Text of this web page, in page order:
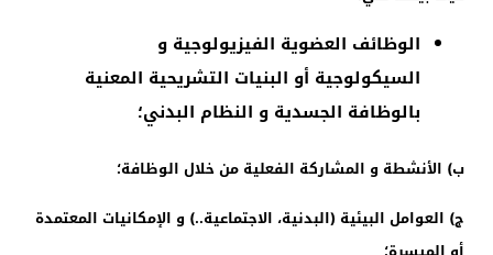
الوظائف العضوية الفيزيولوجية و
السيكولوجية أو البنيات التشريحية المعنية
بالوظافة الجسدية و النظام البدني؛
ب) الأنشطة و المشاركة الفعلية من خلال الوظافة؛
ج) العوامل البيئية (البدنية، الاجتماعية..) و الإمكانيات المعتمدة